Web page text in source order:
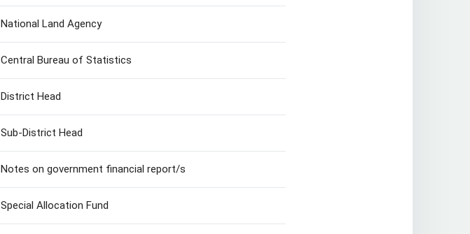
National Land Agency
Central Bureau of Statistics
District Head
Sub-District Head
Notes on government financial report/s
Special Allocation Fund